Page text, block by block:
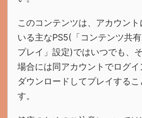
このコンテンツは、アカウン
いる主なPS5(「コンテンツ共
プレイ」設定)ではいつでも、
場合には同アカウントでログイ
ダウンロードしてプレイするこ
す。